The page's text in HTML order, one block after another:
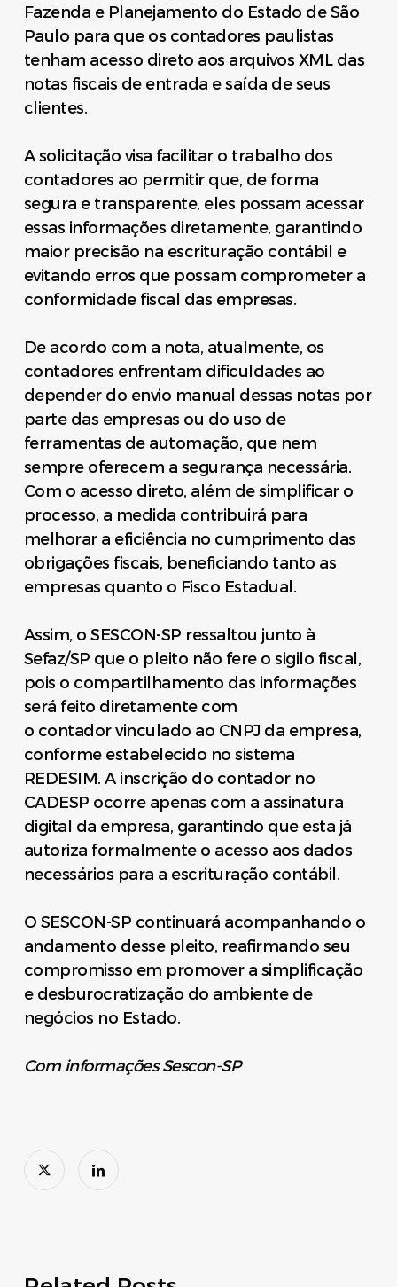
Fazenda e Planejamento do Estado de São
Paulo para que os contadores paulistas
tenham acesso direto aos arquivos XML das
notas fiscais de entrada e saída de seus
clientes.
A solicitação visa facilitar o trabalho dos
contadores ao permitir que, de forma
segura e transparente, eles possam acessar
essas informações diretamente, garantindo
maior precisão na escrituração contábil e
evitando erros que possam comprometer a
conformidade fiscal das empresas.
De acordo com a nota, atualmente, os
contadores enfrentam dificuldades ao
depender do envio manual dessas notas por
parte das empresas ou do uso de
ferramentas de automação, que nem
sempre oferecem a segurança necessária.
Com o acesso direto, além de simplificar o
processo, a medida contribuirá para
melhorar a eficiência no cumprimento das
obrigações fiscais, beneficiando tanto as
empresas quanto o Fisco Estadual.
Assim, o SESCON-SP ressaltou junto à
Sefaz/SP que o pleito não fere o sigilo fiscal,
pois o compartilhamento das informações
será feito diretamente com
o contador vinculado ao CNPJ da empresa,
conforme estabelecido no sistema
REDESIM. A inscrição do contador no
CADESP ocorre apenas com a assinatura
digital da empresa, garantindo que esta já
autoriza formalmente o acesso aos dados
necessários para a escrituração contábil.
O SESCON-SP continuará acompanhando o
andamento desse pleito, reafirmando seu
compromisso em promover a simplificação
e desburocratização do ambiente de
negócios no Estado.
Com informações Sescon-SP